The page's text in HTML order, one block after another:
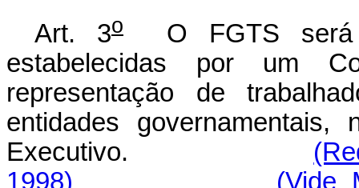
Art. 3o
O FGTS será
estabelecidas por um
representação de
entidades
Executivo.
1998)
(Vide